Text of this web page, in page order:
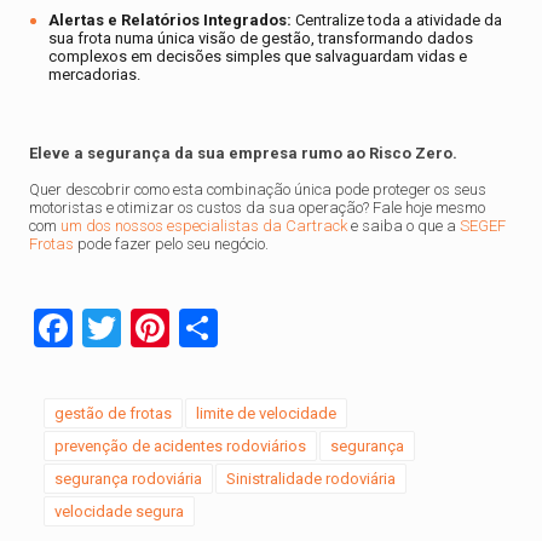
Alertas e Relatórios Integrados: Centralize toda a atividade da
sua frota numa única visão de gestão, transformando dados
complexos em decisões simples que salvaguardam vidas e
mercadorias.
Eleve a segurança da sua empresa rumo ao Risco Zero.
Quer descobrir como esta combinação única pode proteger os seus
motoristas e otimizar os custos da sua operação? Fale hoje mesmo
com um dos nossos especialistas da Cartrack e saiba o que aSEGEF
Frotas pode fazer pelo seu negócio.
Facebook
TwitterPinterest
gestão de frotas
limite de velocidade
prevenção de acidentes rodoviários
segurança
segurança rodoviária
Sinistralidade rodoviária
velocidade segura